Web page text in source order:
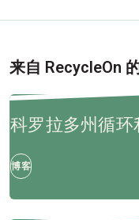
来自 RecycleOn
科罗拉多州循
博客